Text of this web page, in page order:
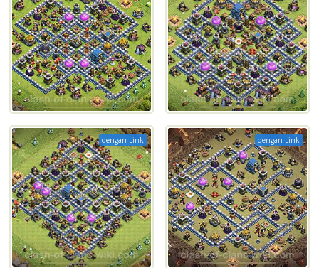
dengan Link dengan Link